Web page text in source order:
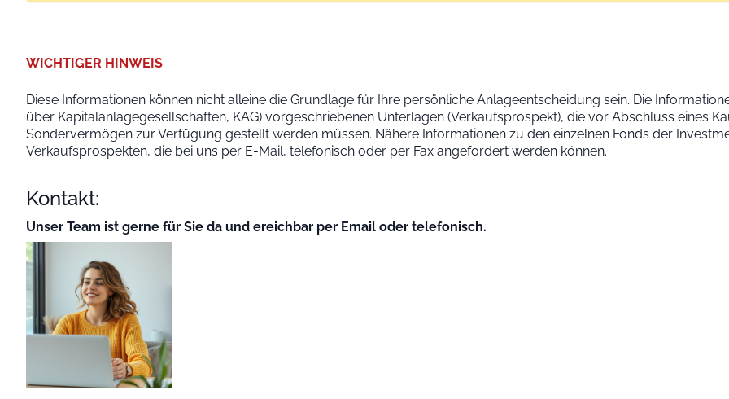
WICHTIGER HINWEIS
Diese Informationen können nicht alleine die Grundlage für Ihre persönliche Anlageentscheidung sein. Die
über Kapitalanlagegesellschaften, KAG) vorgeschriebenen Unterlagen (Verkaufsprospekt), die vor Abschluss eines
Sondervermögen zur Verfügung gestellt werden müssen. Nähere Informationen zu den einzelnen Fonds der
Verkaufsprospekten, die bei uns per E-Mail, telefonisch oder per Fax angefordert werden können.
Kontakt:
Unser Team ist gerne für Sie da und ereichbar per Email oder telefonisch.